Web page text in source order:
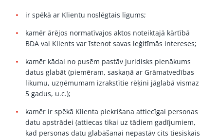
ir spēkā ar Klientu noslēgtais līgums;
kamēr ārējos normatīvajos aktos noteiktajā kārtībā
BDA vai Klients var īstenot savas leģitīmās intereses;
kamēr kādai no pusēm pastāv juridisks pienākums
datus glabāt (piemēram, saskaņā ar Grāmatvedības
likumu, uzņēmumam izrakstītie rēķini jāglabā vismaz
5 gadus, u.c.);
kamēr ir spēkā Klienta piekrišana attiecīgai personas
datu apstrādei (attiecas tikai uz tādiem gadījumiem,
kad personas datu glabāšanai nepastāv cits tiesiskais